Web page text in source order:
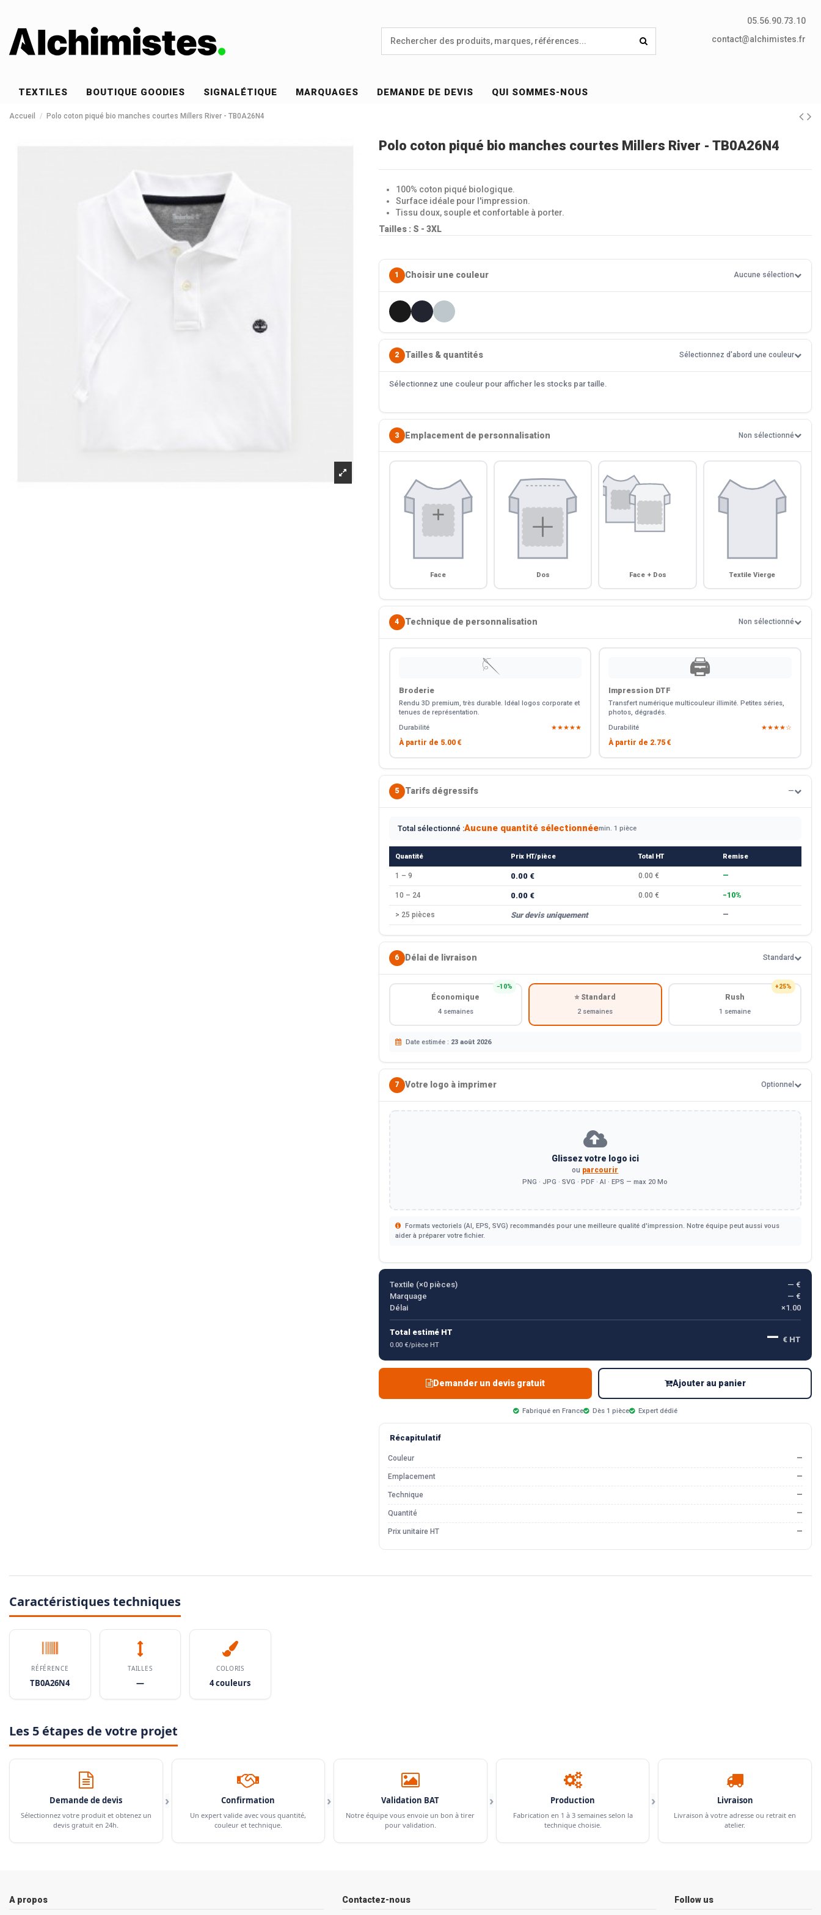
05.56.90.73.10
contact@alchimistes.fr
TEXTILES BOUTIQUE GOODIES SIGNALÉTIQUE MARQUAGES DEMANDE DE DEVIS QUI SOMMES-NOUS
Accueil Polo coton piqué bio manches courtes Millers River - TB0A26N4
Polo coton piqué bio manches courtes Millers River - TB0A26N4
100% coton piqué biologique.
Surface idéale pour l'impression.
Tissu doux, souple et confortable à porter.
Tailles : S - 3XL
1 Choisir une couleur Aucune sélection
2 Tailles & quantités Sélectionnez d'abord une couleur
Sélectionnez une couleur pour afficher les stocks par taille.
3 Emplacement de personnalisation Non sélectionné
Face Dos Face + Dos Textile Vierge
4 Technique de personnalisation Non sélectionné
🪡
Broderie
Rendu 3D premium, très durable. Idéal logos corporate et
tenues de représentation.
Durabilité
★★★★★
À partir de 5.00 €
🖨️
Impression DTF
Transfert numérique multicouleur illimité. Petites séries,
photos, dégradés.
Durabilité
★★★★☆
À partir de 2.75 €
5 Tarifs dégressifs —
Total sélectionné :Aucune quantité sélectionnéemin. 1 pièce
Quantité Prix HT/pièce Total HT Remise
1 – 9 0.00 € 0.00 € —
10 – 24 0.00 € 0.00 € −10%
> 25 pièces Sur devis uniquement —
6 Délai de livraison Standard
−10%
Économique
4 semaines
⭐ Standard
2 semaines
+25%
Rush
1 semaine
Date estimée : 23 août 2026
7 Votre logo à imprimer Optionnel
Glissez votre logo ici
ou parcourir
PNG · JPG · SVG · PDF · AI · EPS — max 20 Mo
Formats vectoriels (AI, EPS, SVG) recommandés pour une meilleure qualité d'impression. Notre équipe peut aussi vous
aider à préparer votre fichier.
Textile (×0pièces)
— €
Marquage
— €
Délai
×1.00
Total estimé HT
0.00 €/pièce HT — € HT
Demander un devis gratuit Ajouter au panier
Fabriqué en France Dès 1 pièce Expert dédié
Récapitulatif
Couleur —
Emplacement —
Technique —
Quantité —
Prix unitaire HT —
Caractéristiques techniques
RÉFÉRENCE
TB0A26N4
TAILLES
—
COLORIS
4 couleurs
Les 5 étapes de votre projet
Demande de devis
Sélectionnez votre produit et obtenez un
devis gratuit en 24h.
› Confirmation
Un expert valide avec vous quantité,
couleur et technique.
› Validation BAT
Notre équipe vous envoie un bon à tirer
pour validation.
› Production
Fabrication en 1 à 3 semaines selon la
technique choisie.
› Livraison
Livraison à votre adresse ou retrait en
atelier.
A propos Contactez-nous Follow us